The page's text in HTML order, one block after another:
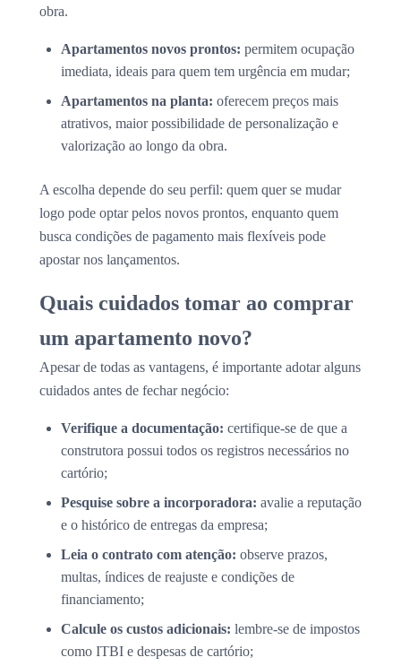
obra.
Apartamentos novos prontos: permitem ocupação
imediata, ideais para quem tem urgência em mudar;
Apartamentos na planta: oferecem preços mais
atrativos, maior possibilidade de personalização e
valorização ao longo da obra.
A escolha depende do seu perfil: quem quer se mudar
logo pode optar pelos novos prontos, enquanto quem
busca condições de pagamento mais flexíveis pode
apostar nos lançamentos.
Quais cuidados tomar ao comprar
um apartamento novo?
Apesar de todas as vantagens, é importante adotar alguns
cuidados antes de fechar negócio:
Verifique a documentação: certifique-se de que a
construtora possui todos os registros necessários no
cartório;
Pesquise sobre a incorporadora: avalie a reputação
e o histórico de entregas da empresa;
Leia o contrato com atenção: observe prazos,
multas, índices de reajuste e condições de
financiamento;
Calcule os custos adicionais: lembre-se de impostos
como ITBI e despesas de cartório;